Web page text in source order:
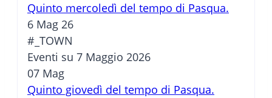
Quinto mercoledì del tempo di Pasqua.
6 Mag 26
#_TOWN
Eventi su 7 Maggio 2026
07 Mag
Quinto giovedì del tempo di Pasqua.